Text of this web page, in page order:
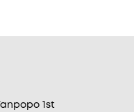
1st